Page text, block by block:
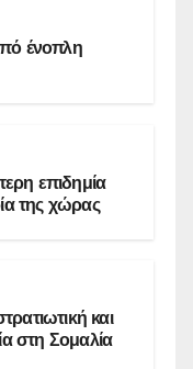
ένοπλη
επιδημία
της χώρας
και
στη Σομαλία